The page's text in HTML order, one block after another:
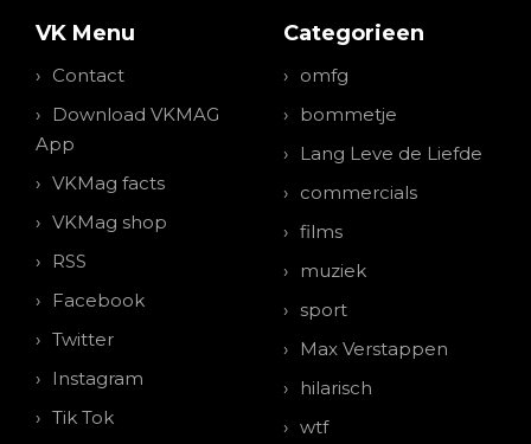
VK Menu
Contact
Download VKMAG
App
VKMag facts
VKMag shop
RSS
Facebook
Twitter
Instagram
Tik Tok
Categorieen
omfg
bommetje
Lang Leve de Liefde
commercials
films
muziek
sport
Max Verstappen
hilarisch
wtf